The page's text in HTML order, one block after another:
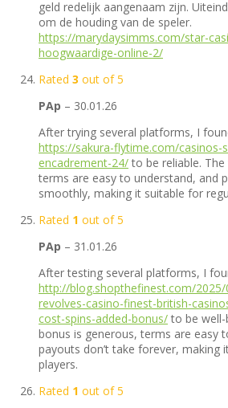
geld redelijk aangenaam zijn.
om de houding van de speler.
https://marydaysimms.com/star-
hoogwaardige-online-2/
Rated 3 out of 5
PAp – 30.01.26
After trying several platforms, I
https://sakura-flytime.com/casinos-
encadrement-24/to be reliable.
terms are easy to understand, and
smoothly, making it suitable for
Rated 1 out of 5
PAp – 31.01.26
After testing several platforms, I
http://blog.shopthefinest.com/
revolves-casino-finest-british-
cost-spins-added-bonus/to be well-
bonus is generous, terms are easy
payouts don’t take forever, making
players.
Rated 1 out of 5